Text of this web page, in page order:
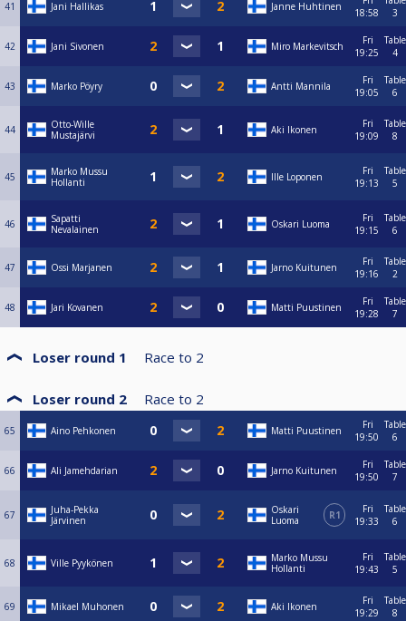
41 Jani Hallikas Janne Huhtinen
18:58
3
42 Jani Sivonen Miro Markevitsch
Fri
19:25
Table
4
43 Marko Pöyry Antti Mannila
Fri
19:05
Table
6
44
Otto-Wille
Mustajärvi
Aki Ikonen
Fri
19:09
Table
8
45
Marko Mussu
Hollanti
Ille Loponen
Fri
19:13
Table
5
46
Sapatti
Nevalainen
Oskari Luoma
Fri
19:15
Table
6
47 Ossi Marjanen Jarno Kuitunen
Fri
19:16
Table
2
48 Jari Kovanen Matti Puustinen
Fri
19:28
Table
7
Loser round 1 Race to 2
Loser round 2 Race to 2
65 Aino Pehkonen Matti Puustinen
Fri
19:50
Table
6
66 Ali Jamehdarian Jarno Kuitunen
Fri
19:50
Table
7
67
Juha-Pekka
Järvinen
Oskari
Luoma
R1
Fri
19:33
Table
6
68 Ville Pyykönen
Marko Mussu
Hollanti
Fri
19:43
Table
5
69 Mikael Muhonen Aki Ikonen
Fri
19:29
Table
8